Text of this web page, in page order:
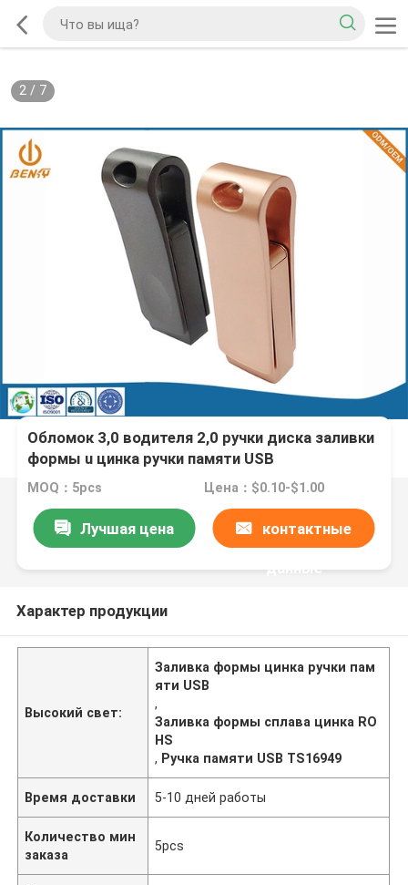
2/ 7
Обломок 3,0 водителя 2,0 ручки диска заливки
формы u цинка ручки памяти USB
MOQ：5pcs Цена：$0.10-$1.00
Лучшая цена контактные
данные
Характер продукции
Высокий свет:
Заливка формы цинка ручки пам
яти USB
,
Заливка формы сплава цинка RO
HS
, Ручка памяти USB TS16949
Время доставки 5-10 дней работы
Количество мин
заказа
5pcs